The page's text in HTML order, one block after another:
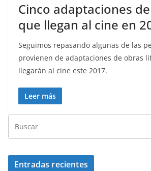
Cinco adaptaciones
que llegan al cine en
Seguimos repasando algunas de las
provienen de adaptaciones de obras
llegarán al cine este 2017.
Leer más
Entradas recientes